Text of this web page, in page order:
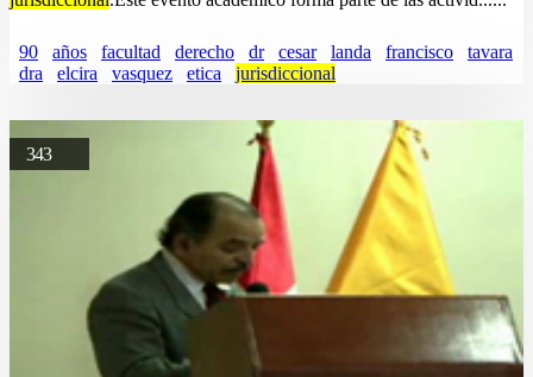
90 años facultad derecho dr cesar landa francisco
tavara
dra
elcira vasquez etica jurisdiccional
343